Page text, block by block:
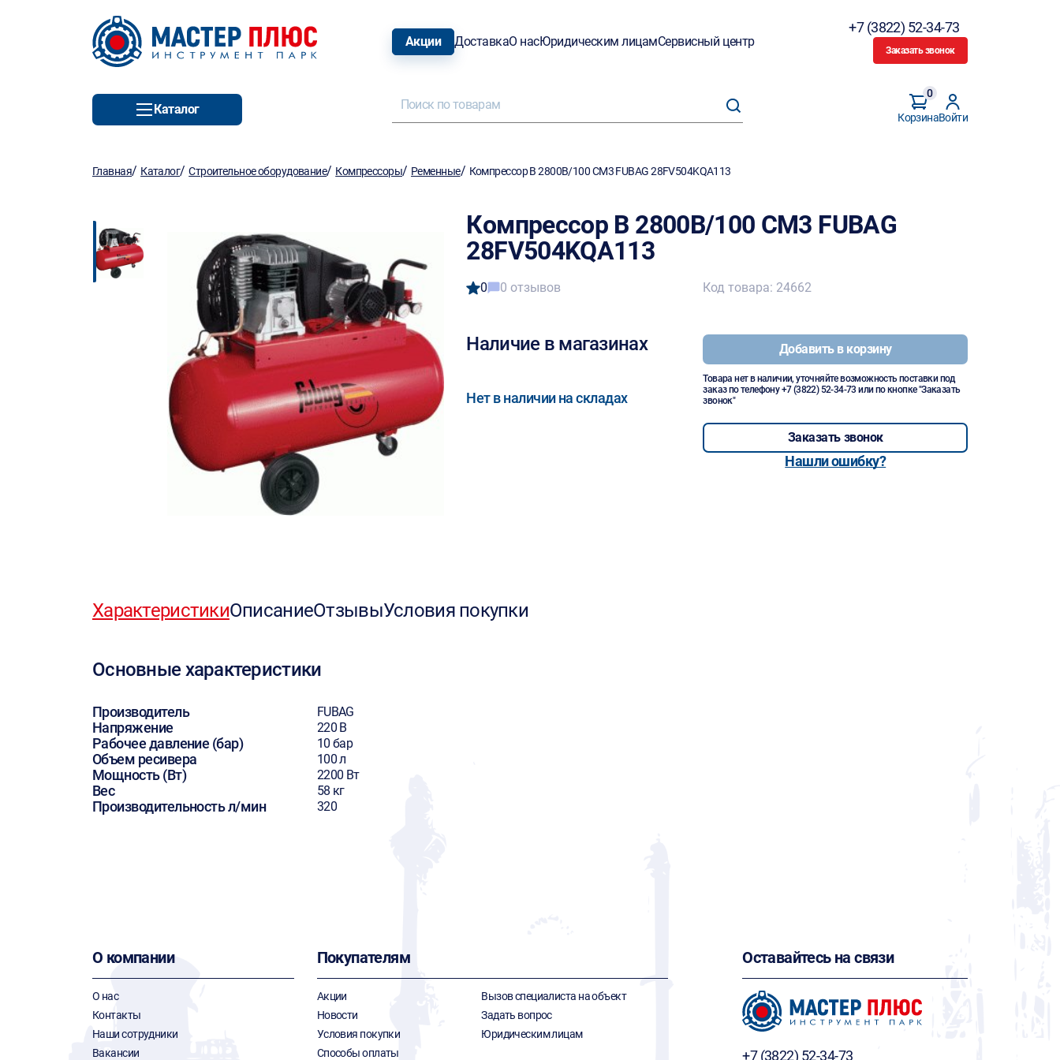
Акции ДоставкаО насЮридическим лицамСервисный центр
+7 (3822) 52-34-73
Заказать звонок
Каталог
Корзина
0
Войти
Главная/ Каталог/Строительное оборудование/ Компрессоры/ Ременные/ Компрессор B 2800B/100 CM3 FUBAG 28FV504KQA113
Компрессор B 2800B/100 CM3 FUBAG
28FV504KQA113
0 0 отзывов
Наличие в магазинах
Нет в наличии на складах
Код товара: 24662
Добавить в корзину
Товара нет в наличии, уточняйте возможность поставки под
заказ по телефону+7 (3822) 52-34-73 или по кнопке "Заказать
звонок"
Заказать звонок
Нашли ошибку?
ХарактеристикиОписаниеОтзывыУсловия покупки
Основные характеристики
Производитель FUBAG
Напряжение 220 В
Рабочее давление (бар) 10 бар
Объем ресивера 100 л
Мощность (Вт) 2200 Вт
Вес 58 кг
Производительность л/мин 320
О компании
О нас
Контакты
Наши сотрудники
Вакансии
Покупателям
Акции
Новости
Условия покупки
Способы оплаты
Вызов специалиста на объект
Задать вопрос
Юридическим лицам
Оставайтесь на связи
+7 (3822) 52-34-73